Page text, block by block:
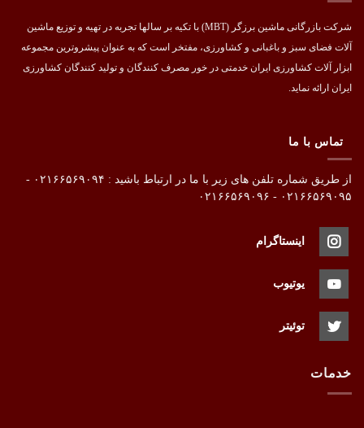
شرکت بازرگانی ماشین برزگر (MBT) با تکیه بر سالها تجربه در تهیه و توزیع ماشین
آلات فضای سبز و باغبانی و کشاورزی، مفتخر است که به عنوان پیشروترین مجموعه
ابزار آلات کشاورزی ایران خدمتی در خور مصرف کنندگان و تولید کنندگان کشاورزی
ایران ارائه نماید.
تماس با ما
از طریق شماره تلفن های زیر با ما در ارتباط باشید : ۰۲۱۶۶۵۶۹۰۹۴ -
۰۲۱۶۶۵۶۹۰۹۵ - ۰۲۱۶۶۵۶۹۰۹۶
اینستاگرام
یوتیوب
توئیتر
خدمات